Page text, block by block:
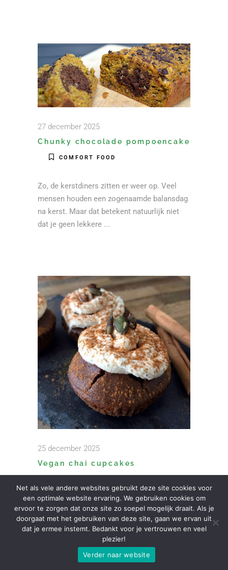
27 december 2025
Chunky chocolade pompoencake
COMFORT FOOD
Zo, de kerstdiners zitten er weer op. Veel
mensen houden een zogenaamde balansdag
na kerst. Maar dat betekent natuurlijk niet
dat je geen lekkere
25 december 2025
Vegan chai cupcakes
Last minute nog opzoek naar een feestelijk
recept? Van deze vegan chai cupcakes
worden wij erg blij! De geur van chai
associeer ik met
Net als vele andere websites gebruikt deze site cookies voor
een optimale website ervaring. We gebruiken cookies om
ervoor te zorgen dat onze site zo soepel mogelijk draait. Als je
doorgaat met het gebruiken van deze site, gaan we ervan uit
dat je ermee instemt. Bedankt voor je vertrouwen en veel
plezier!
Verder naar website